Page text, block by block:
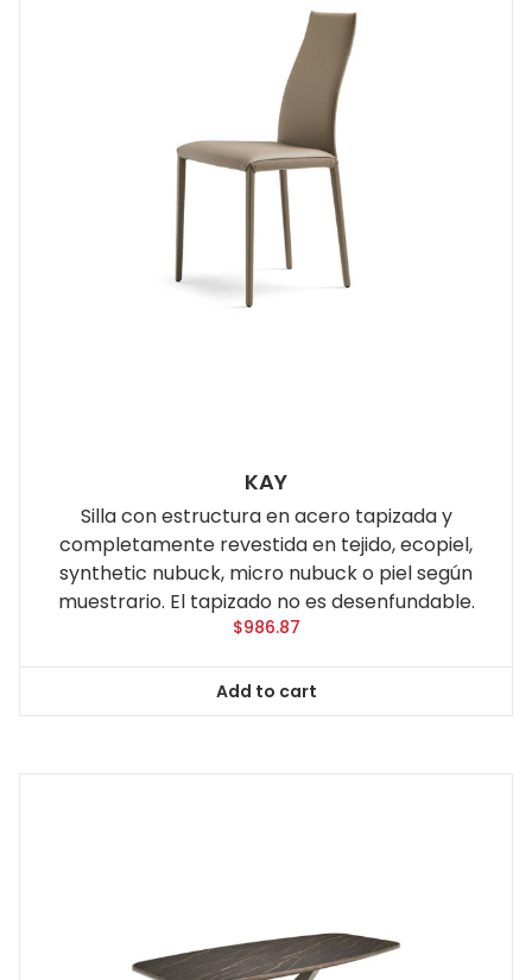
KAY
Silla con estructura en acero tapizada y
completamente revestida en tejido, ecopiel,
synthetic nubuck, micro nubuck o piel según
muestrario. El tapizado no es desenfundable.
$986.87
Add to cart